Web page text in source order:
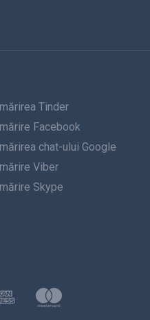
Tinder
Facebook
chat-ului Google
Viber
Skype